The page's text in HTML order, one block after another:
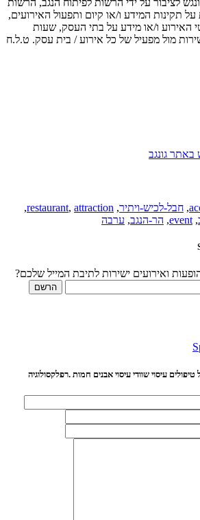
לציבור על ידי הרשות לפיתוח הנגב, הרשות
תקינות המידע ו/או קיום ותפעול האירועים,
האירוע ו/או מידע על בתי העסק, שעות
מול מפעיל של כל אירוע / בית עסק. ט.ל.ח
באתר גונגב
, חבל-לכיש-ויתיר,
restaurant, attraction
,
,
event
, הר-הנגב, ערבה
ואירועים ישירות לתיבת המייל שלכם?